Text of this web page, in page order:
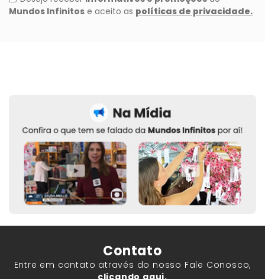
Contato
Entre em contato através do nosso Fale Conosco,